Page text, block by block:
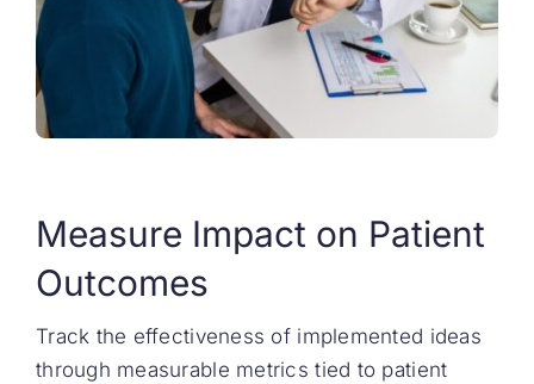
Measure Impact on Patient
Outcomes
Track the effectiveness of implemented ideas
through measurable metrics tied to patient